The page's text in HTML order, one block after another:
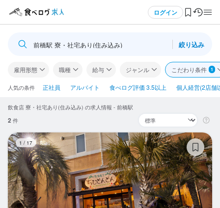
ログイン
ログイン・無料会員登録
食べログ求人TOP
求人検索
閲覧履歴
気になる求人
検索履歴・保存した条件
前橋駅 寮・社宅あり(住み込み) 絞り込み
雇用形態 職種 給与 ジャンル こだわり条件 1
人気の条件 正社員 アルバイト 食べログ評価 3.5以上 個人経営(2店舗
飲食店 寮・社宅あり(住み込み) の求人情報 - 前橋駅
2 件
1 / 17